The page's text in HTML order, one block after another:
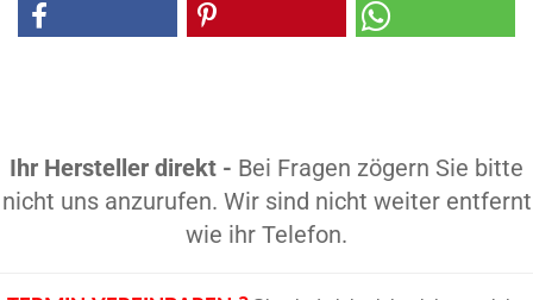
Ihr Hersteller direkt - Bei Fragen zögern Sie bitte
nicht uns anzurufen. Wir sind nicht weiter entfernt
wie ihr Telefon.